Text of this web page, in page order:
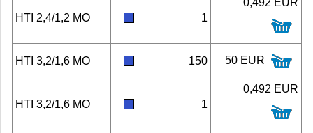
HTI 2,4/1,2 MO 1
0,492 EUR
HTI 3,2/1,6 MO 150 50 EUR
HTI 3,2/1,6 MO 1
0,492 EUR